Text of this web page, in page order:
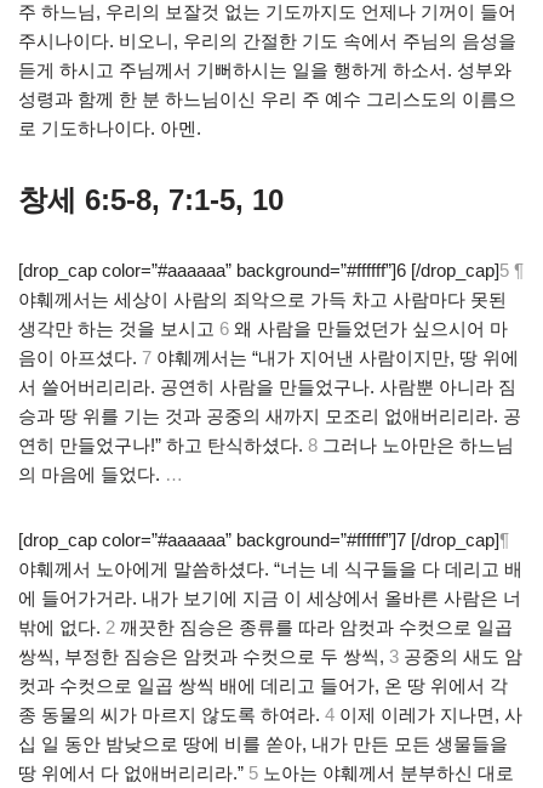
주 하느님, 우리의 보잘것 없는 기도까지도 언제나 기꺼이 들어
주시나이다. 비오니, 우리의 간절한 기도 속에서 주님의 음성을
듣게 하시고 주님께서 기뻐하시는 일을 행하게 하소서. 성부와
성령과 함께 한 분 하느님이신 우리 주 예수 그리스도의 이름으
로 기도하나이다. 아멘.
창세 6:5-8, 7:1-5, 10
[drop_cap color=”#aaaaaa” background=”#ffffff”]6 [/drop_cap]5 ¶
야훼께서는 세상이 사람의 죄악으로 가득 차고 사람마다 못된
생각만 하는 것을 보시고 6 왜 사람을 만들었던가 싶으시어 마
음이 아프셨다. 7 야훼께서는 “내가 지어낸 사람이지만, 땅 위에
서 쓸어버리리라. 공연히 사람을 만들었구나. 사람뿐 아니라 짐
승과 땅 위를 기는 것과 공중의 새까지 모조리 없애버리리라. 공
연히 만들었구나!” 하고 탄식하셨다. 8 그러나 노아만은 하느님
의 마음에 들었다. …
[drop_cap color=”#aaaaaa” background=”#ffffff”]7 [/drop_cap]¶
야훼께서 노아에게 말씀하셨다. “너는 네 식구들을 다 데리고 배
에 들어가거라. 내가 보기에 지금 이 세상에서 올바른 사람은 너
밖에 없다. 2 깨끗한 짐승은 종류를 따라 암컷과 수컷으로 일곱
쌍씩, 부정한 짐승은 암컷과 수컷으로 두 쌍씩, 3 공중의 새도 암
컷과 수컷으로 일곱 쌍씩 배에 데리고 들어가, 온 땅 위에서 각
종 동물의 씨가 마르지 않도록 하여라. 4 이제 이레가 지나면, 사
십 일 동안 밤낮으로 땅에 비를 쏟아, 내가 만든 모든 생물들을
땅 위에서 다 없애버리리라.” 5 노아는 야훼께서 분부하신 대로